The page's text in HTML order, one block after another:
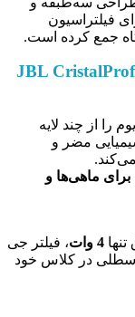
فیلتراسیون
جمع کرده است.
را از چند لایه
مضر و
برای ماهی‌ها و
4 وات
، فیلتر جی
سطلی در کلاس خود